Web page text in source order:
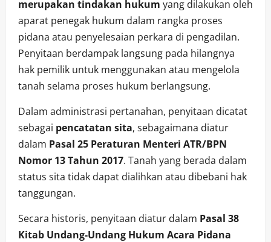
merupakan tindakan hukum yang dilakukan oleh
aparat penegak hukum dalam rangka proses
pidana atau penyelesaian perkara di pengadilan.
Penyitaan berdampak langsung pada hilangnya
hak pemilik untuk menggunakan atau mengelola
tanah selama proses hukum berlangsung.
Dalam administrasi pertanahan, penyitaan dicatat
sebagai pencatatan sita, sebagaimana diatur
dalam Pasal 25 Peraturan Menteri ATR/BPN
Nomor 13 Tahun 2017. Tanah yang berada dalam
status sita tidak dapat dialihkan atau dibebani hak
tanggungan.
Secara historis, penyitaan diatur dalam Pasal 38
Kitab Undang-Undang Hukum Acara Pidana